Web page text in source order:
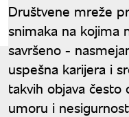
Društvene mreže
snimaka na kojima
savršeno -
uspešna karijera i
takvih objava često
umoru i